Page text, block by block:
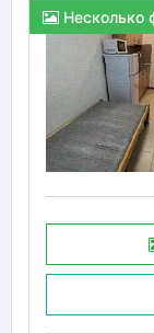
Несколько